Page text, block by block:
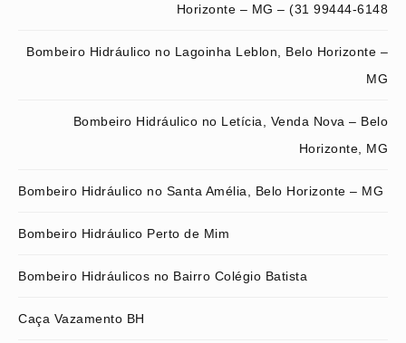
Horizonte – MG – (31 99444-6148
Bombeiro Hidráulico no Lagoinha Leblon, Belo Horizonte –
MG
Bombeiro Hidráulico no Letícia, Venda Nova – Belo
Horizonte, MG
Bombeiro Hidráulico no Santa Amélia, Belo Horizonte – MG
Bombeiro Hidráulico Perto de Mim
Bombeiro Hidráulicos no Bairro Colégio Batista
Caça Vazamento BH